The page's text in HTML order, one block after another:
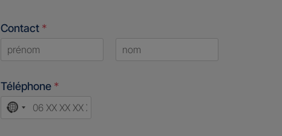
Contact *
Téléphone *
No